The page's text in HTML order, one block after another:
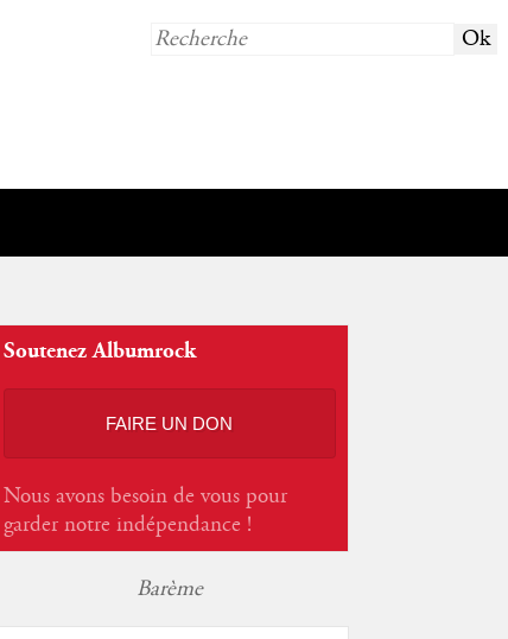
Soutenez Albumrock
FAIRE UN DON
Nous avons besoin de vous pour
garder notre indépendance !
Barème